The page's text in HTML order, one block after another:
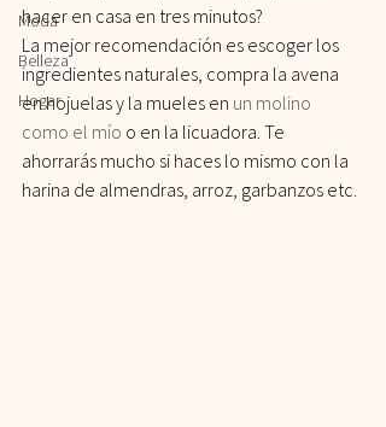
Moda
Belleza
Hogar
hacer en casa en tres minutos?
La mejor recomendación es escoger los
ingredientes naturales, compra la avena
en hojuelas y la mueles en un molino
como el mío o en la licuadora. Te
ahorrarás mucho si haces lo mismo con la
harina de almendras, arroz, garbanzos etc.